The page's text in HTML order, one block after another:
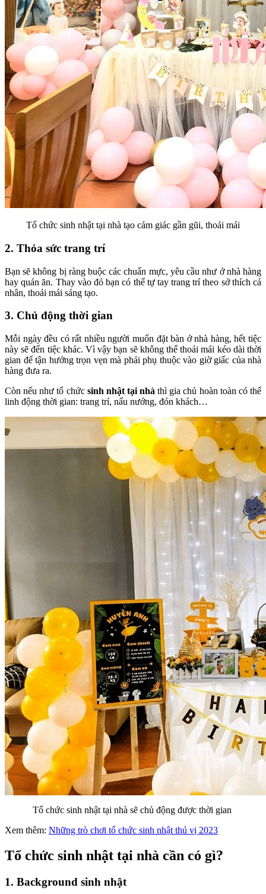
Tổ chức sinh nhật tại nhà tạo cảm giác gần gũi, thoải mái
2. Thỏa sức trang trí
Bạn sẽ không bị ràng buộc các chuẩn mực, yêu cầu như ở nhà hàng
hay quán ăn. Thay vào đó bạn có thể tự tay trang trí theo sở thích cá
nhân, thoải mái sáng tạo.
3. Chủ động thời gian
Mỗi ngày đều có rất nhiều người muốn đặt bàn ở nhà hàng, hết tiệc
này sẽ đến tiệc khác. Vì vậy bạn sẽ không thể thoải mái kéo dài thời
gian để tận hưởng trọn vẹn mà phải phụ thuộc vào giờ giấc của nhà
hàng đưa ra.
Còn nếu như tổ chức sinh nhật tại nhà thì gia chủ hoàn toàn có thể
linh động thời gian: trang trí, nấu nướng, đón khách…
Tổ chức sinh nhật tại nhà sẽ chủ động được thời gian
Xem thêm: Những trò chơi tổ chức sinh nhật thú vị 2023
Tổ chức sinh nhật tại nhà cần có gì?
1. Background sinh nhật